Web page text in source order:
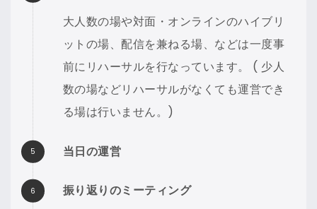
大人数の場や対面・オンラインのハイブリ
ットの場、配信を兼ねる場、などは一度事
前にリハーサルを行なっています。 ( 少人
数の場などリハーサルがなくても運営でき
る場は行いません。)
当日の運営
振り返りのミーティング